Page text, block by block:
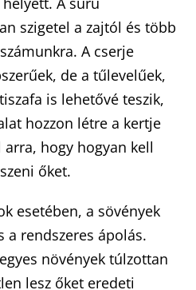
szigetel a zajtól és több
A cserje
de a tűlevelűek,
is lehetővé teszik,
hozzon létre a kertje
hogy hogyan kell
őket.
esetében, a sövények
a rendszeres ápolás.
növények túlzottan
lesz őket eredeti